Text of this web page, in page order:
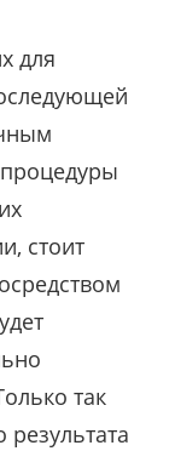
для
стоит
так
результата